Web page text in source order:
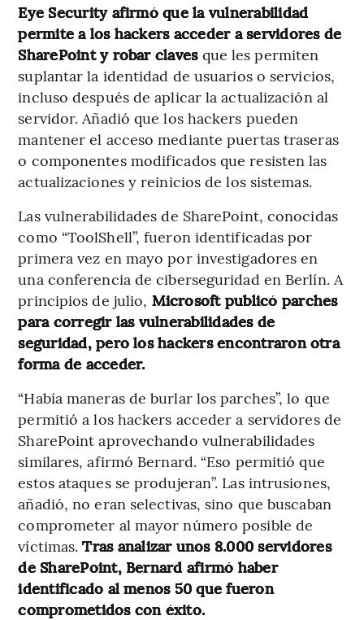
Eye Security afirmó que la vulnerabilidad
permite a los hackers acceder a servidores de
SharePoint y robar claves que les permiten
suplantar la identidad de usuarios o servicios,
incluso después de aplicar la actualización al
servidor. Añadió que los hackers pueden
mantener el acceso mediante puertas traseras
o componentes modificados que resisten las
actualizaciones y reinicios de los sistemas.
Las vulnerabilidades de SharePoint, conocidas
como “ToolShell”, fueron identificadas por
primera vez en mayo por investigadores en
una conferencia de ciberseguridad en Berlín. A
principios de julio, Microsoft publicó parches
para corregir las vulnerabilidades de
seguridad, pero los hackers encontraron otra
forma de acceder.
“Había maneras de burlar los parches”, lo que
permitió a los hackers acceder a servidores de
SharePoint aprovechando vulnerabilidades
similares, afirmó Bernard. “Eso permitió que
estos ataques se produjeran”. Las intrusiones,
añadió, no eran selectivas, sino que buscaban
comprometer al mayor número posible de
víctimas.Tras analizar unos 8.000 servidores
de SharePoint, Bernard afirmó haber
identificado al menos 50 que fueron
comprometidos con éxito.